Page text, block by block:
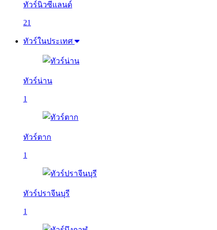
ทัวร์นิวซีแลนด์
21
ทัวร์ในประเทศ
ทัวร์น่าน
1
ทัวร์ตาก
1
ทัวร์ปราจีนบุรี
1